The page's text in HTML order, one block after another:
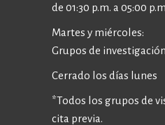
de 01:30 p.m. a 05:00
Martes y miércoles:
Grupos de
Cerrado los días lunes
*Todos los grupos de
cita previa.